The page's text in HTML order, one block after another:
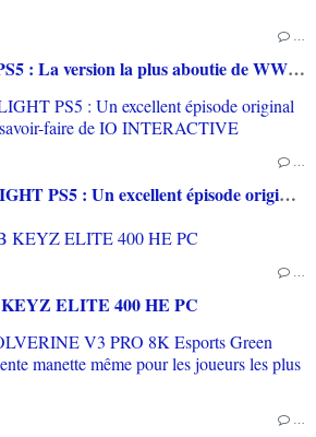
[TEST] WWE 2K26 PS5 : La version la plus aboutie de WWE 2K depuis la pause
[TEST] 007 FIRST LIGHT PS5 : Un excellent épisode original de James Bond avec le savoir-faire de IO INTERACTIVE
ELITE 400 HE PC